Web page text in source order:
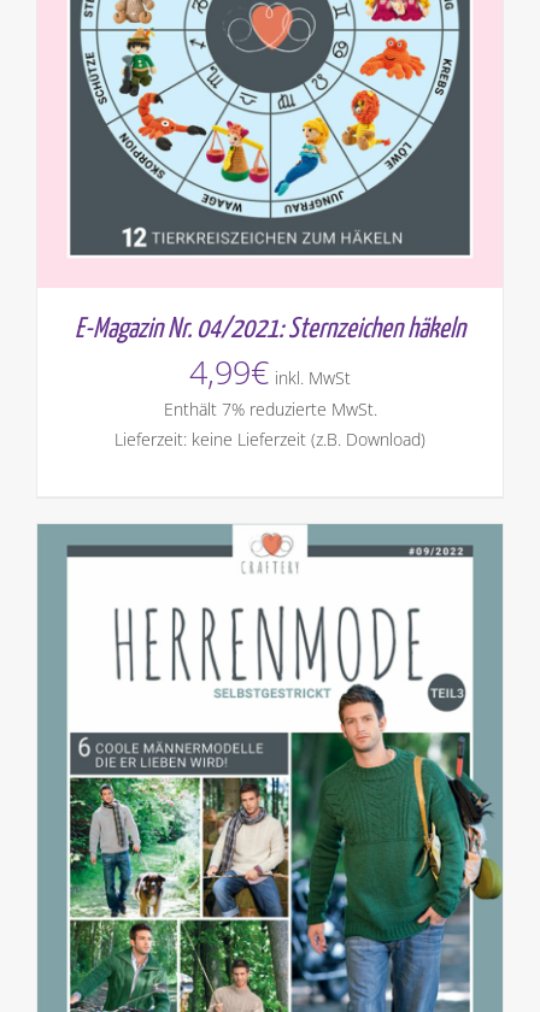
E-Magazin Nr. 04/2021: Sternzeichen häkeln
4,99€ inkl. MwSt
Enthält 7% reduzierte MwSt.
Lieferzeit: keine Lieferzeit (z.B. Download)